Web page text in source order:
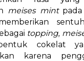
meises mint
topping,
cokelat
karena